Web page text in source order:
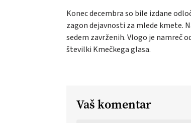
Konec decembra so bile izdane
zagon dejavnosti za mlede kmete.
sedem zavrženih. Vlogo je namreč
številki Kmečkega glasa.
Vaš komentar